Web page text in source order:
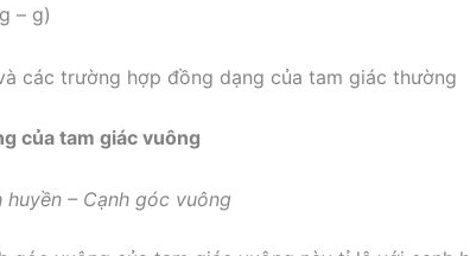
– g)
của tam giác vuông
huyền – Cạnh góc vuông